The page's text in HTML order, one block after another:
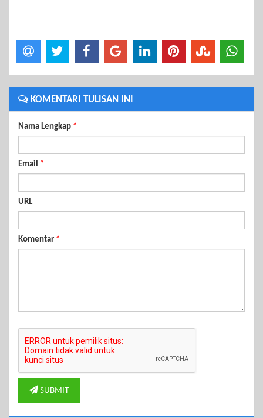
KOMENTARI TULISAN INI
Nama Lengkap *
Email *
URL
Komentar *
SUBMIT